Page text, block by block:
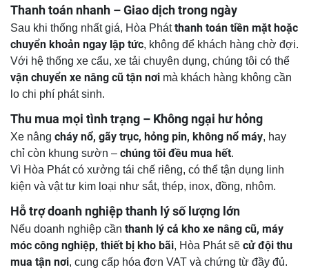
Thanh toán nhanh – Giao dịch trong ngày
Sau khi thống nhất giá, Hòa Phátthanh toán tiền mặt hoặc
chuyển khoản ngay lập tức, không để khách hàng chờ đợi.
Với hệ thống xe cẩu, xe tải chuyên dụng, chúng tôi có thể
vận chuyển xe nâng cũ tận nơi mà khách hàng không cần
lo chi phí phát sinh.
Thu mua mọi tình trạng – Không ngại hư hỏng
Xe nâng cháy nổ, gãy trục, hỏng pin, không nổ máy, hay
chỉ còn khung sườn – chúng tôi đều mua hết.
Vì Hòa Phát có xưởng tái chế riêng, có thể tận dụng linh
kiện và vật tư kim loại như sắt, thép, inox, đồng, nhôm.
Hỗ trợ doanh nghiệp thanh lý số lượng lớn
Nếu doanh nghiệp cần thanh lý cả kho xe nâng cũ, máy
móc công nghiệp, thiết bị kho bãi, Hòa Phát sẽ cử đội thu
mua tận nơi, cung cấp hóa đơn VAT và chứng từ đầy đủ.